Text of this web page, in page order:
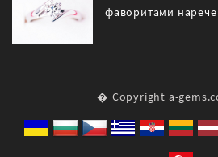
фаворитами
� Copyright a-